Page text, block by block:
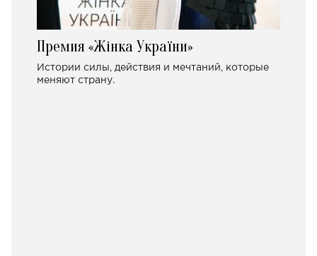
Премия «Жінка України»
Истории силы, действия и мечтаний, которые
меняют страну.